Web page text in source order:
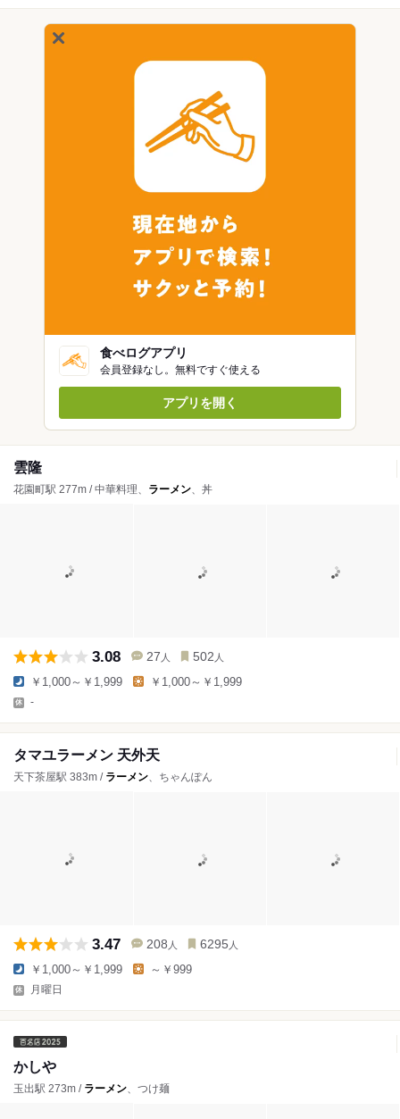
食べログアプリ
会員登録なし。無料ですぐ使える
アプリを開く
雲隆
花園町駅 277m / 中華料理、 ラーメン、丼
3.08 27 人 502 人
￥1,000～￥1,999 ￥1,000～￥1,999
-
タマユラーメン 天外天
天下茶屋駅 383m / ラーメン、ちゃんぽん
3.47 208 人 6295 人
￥1,000～￥1,999 ～￥999
月曜日
かしや
玉出駅 273m / ラーメン、つけ麺